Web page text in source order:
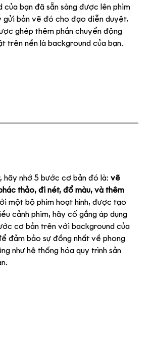
của bạn đã sẵn sàng được lên phim
gửi bản vẽ đó cho đạo diễn duyệt,
ghép thêm phần chuyển động
trên nền là background của bạn.
nhớ 5 bước cơ bản đó là: vẽ
thảo, đi nét, đổ màu, và thêm
một bộ phim hoạt hình, được tạo
cảnh phim, hãy cố gắng áp dụng
cơ bản trên với background của
đảm bảo sự đồng nhất về phong
như hệ thống hóa quy trình sản